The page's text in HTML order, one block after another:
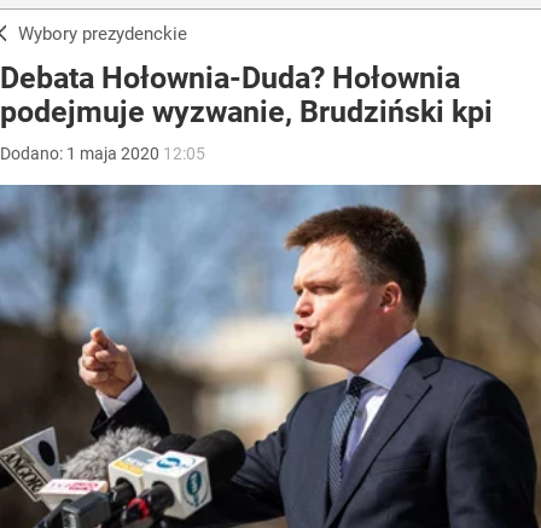
Wybory prezydenckie
Debata Hołownia-Duda? Hołownia
podejmuje wyzwanie, Brudziński kpi
Dodano: 1 maja 2020 12:05